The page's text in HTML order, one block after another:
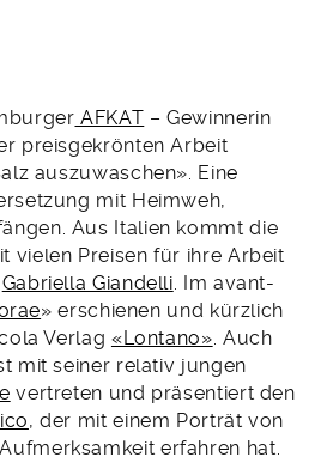
AFKAT – Gewinnerin
preisgekrönten Arbeit
auszuwaschen». Eine
mit Heimweh,
Aus Italien kommt die
vielen Preisen für ihre Arbeit
Gabriella Giandelli. Im avant-
» erschienen und kürzlich
Verlag «Lontano». Auch
mit seiner relativ jungen
vertreten und präsentiert den
, der mit einem Porträt von
erfahren hat.